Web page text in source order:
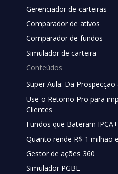
Gerenciador de carteiras
Comparador de ativos
Comparador de fundos
Simulador de carteira
Conteúdos
Super Aula: Da
Use o Retorno Pro para
Clientes
Fundos que Bateram
Quanto rende R$ 1 milhão
Gestor de ações 360
Simulador PGBL